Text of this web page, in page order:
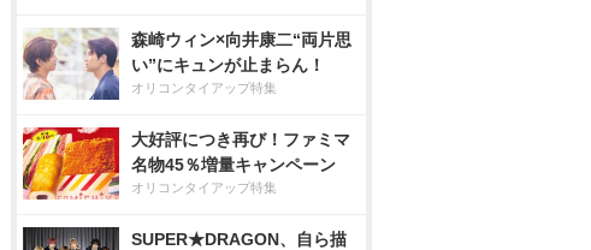
森崎ウィン×向井康二“両片思
い”にキュンが止まらん！
オリコンタイアップ特集
大好評につき再び！ファミマ
名物45％増量キャンペーン
オリコンタイアップ特集
SUPER★DRAGON、自ら描